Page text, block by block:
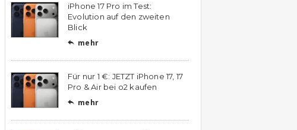
iPhone 17 Pro im Test:
Evolution auf den zweiten
Blick
 mehr
Für nur 1 €: JETZT iPhone 17, 17
Pro & Air bei o2 kaufen
 mehr